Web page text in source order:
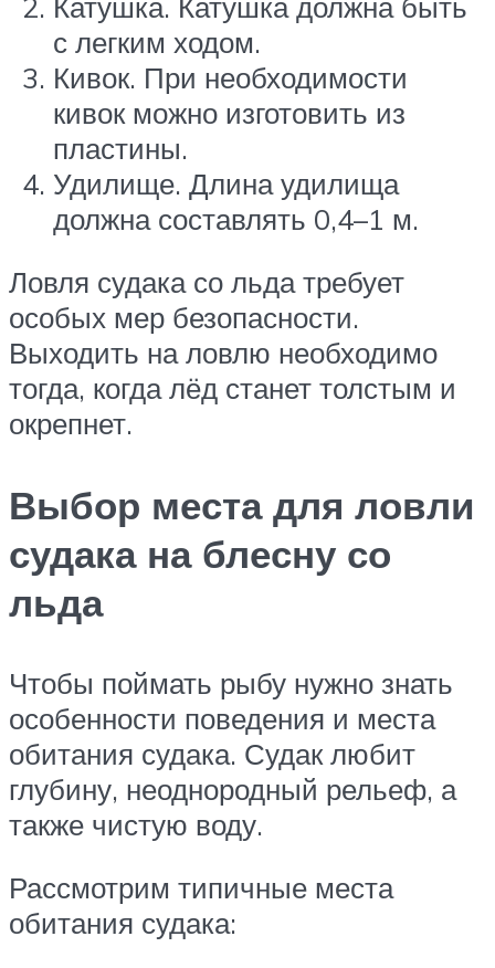
с легким ходом.
Кивок. При необходимости
кивок можно изготовить из
пластины.
Удилище. Длина удилища
должна составлять 0,4–1 м.
Ловля судака со льда требует
особых мер безопасности.
Выходить на ловлю необходимо
тогда, когда лёд станет толстым и
окрепнет.
Выбор места для ловли
судака на блесну со
льда
Чтобы поймать рыбу нужно знать
особенности поведения и места
обитания судака. Судак любит
глубину, неоднородный рельеф, а
также чистую воду.
Рассмотрим типичные места
обитания судака: